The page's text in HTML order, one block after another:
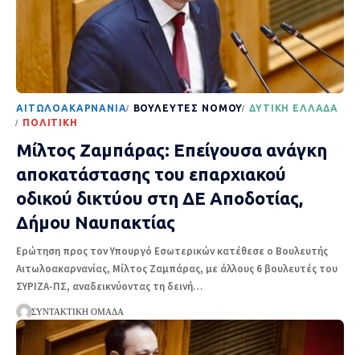
AΙΤΩΛΟΑΚΑΡΝΑΝΊΑ ΒΟΥΛΕΥΤΈΣ ΝΟΜΟΎ
ΔΥΤΙΚΉ ΕΛΛΆΔΑ
ΠΟΛΙΤΙΚΉ
Μίλτος Ζαμπάρας: Επείγουσα ανάγκη
αποκατάστασης του επαρχιακού
οδικού δικτύου στη ΔΕ Αποδοτίας,
Δήμου Ναυπακτίας
Ερώτηση προς τον Υπουργό Εσωτερικών κατέθεσε ο Βουλευτής
Αιτωλοακαρνανίας, Μίλτος Ζαμπάρας, με άλλους 6 βουλευτές του
ΣΥΡΙΖΑ-ΠΣ, αναδεικνύοντας τη δεινή…
ΣΥΝΤΑΚΤΙΚΉ ΟΜΆΔΑ